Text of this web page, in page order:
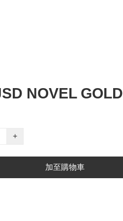
NOVEL GOLD
+
加至購物車